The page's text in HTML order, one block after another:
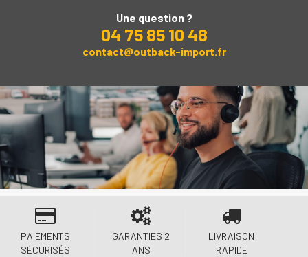
Une question ?
04 75 85 10 48
contact@outback-import.fr
PAIEMENTS
SÉCURISÉS
GARANTIES 2
ANS
LIVRAISON
RAPIDE